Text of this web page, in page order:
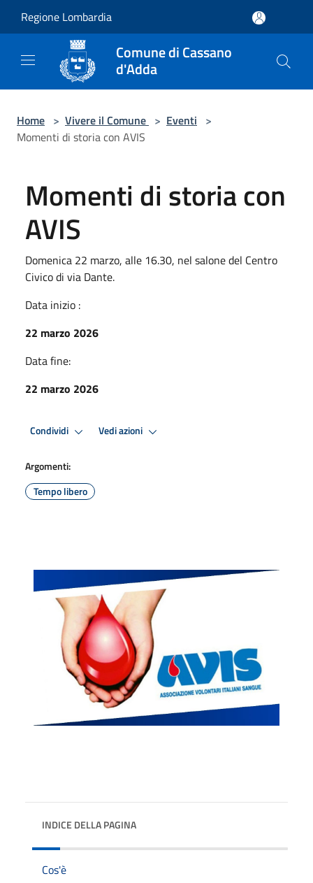
Regione Lombardia
Comune di Cassano
d'Adda
Home > Vivere il Comune > Eventi >
Momenti di storia con AVIS
Momenti di storia con
AVIS
Domenica 22 marzo, alle 16.30, nel salone del Centro
Civico di via Dante.
Data inizio :
22 marzo 2026
Data fine:
22 marzo 2026
Condividi Vedi azioni
Argomenti:
Tempo libero
INDICE DELLA PAGINA
Cos'è